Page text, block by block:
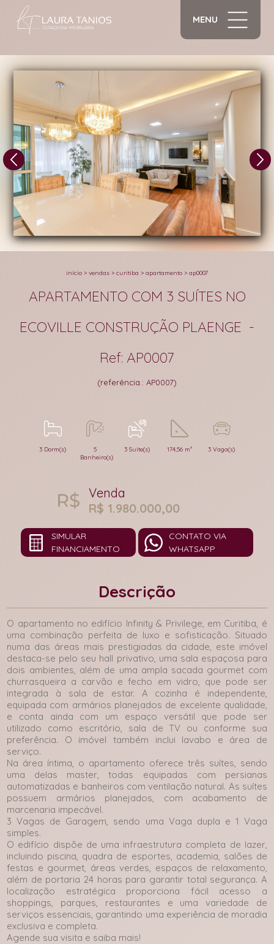
MENU
início > vendas > curitiba > apartamento > ap0007
APARTAMENTO COM 3 SUÍTES NO
ECOVILLE CONSTRUÇÃO PLAENGE -
Ref: AP0007
(referência.: AP0007)
3 Dorm(s)
5
Banheiro(s)
3 Suíte(s) 174,56 m² 3 Vaga(s)
Venda
R$ 1.980.000,00
SIMULAR
FINANCIAMENTO
CONTATO VIA
WHATSAPP
Descrição
O apartamento no edifício Infinity & Privilege, em Curitiba, é
uma combinação perfeita de luxo e sofisticação. Situado
numa das áreas mais prestigiadas da cidade, este imóvel
destaca-se pelo seu hall privativo, uma sala espaçosa para
dois ambientes, além de uma ampla sacada gourmet com
churrasqueira a carvão e fecho em vidro, que pode ser
integrada à sala de estar. A cozinha é independente,
equipada com armários planejados de excelente qualidade,
e conta ainda com um espaço versátil que pode ser
utilizado como escritório, sala de TV ou conforme sua
preferência. O imóvel também inclui lavabo e área de
serviço.
Na área íntima, o apartamento oferece três suítes, sendo
uma delas master, todas equipadas com persianas
automatizadas e banheiros com ventilação natural. As suítes
possuem armários planejados, com acabamento de
marcenaria impecável.
3 Vagas de Garagem, sendo uma Vaga dupla e 1 Vaga
simples.
O edifício dispõe de uma infraestrutura completa de lazer,
incluindo piscina, quadra de esportes, academia, salões de
festas e gourmet, áreas verdes, espaços de relaxamento,
além de portaria 24 horas para garantir total segurança. A
localização estratégica proporciona fácil acesso a
shoppings, parques, restaurantes e uma variedade de
serviços essenciais, garantindo uma experiência de moradia
exclusiva e completa.
Agende sua visita e saiba mais!